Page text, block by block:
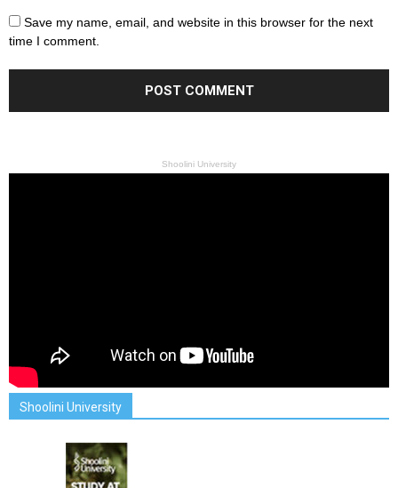
Save my name, email, and website in this browser for the next
time I comment.
Shoolini University
Shoolini University